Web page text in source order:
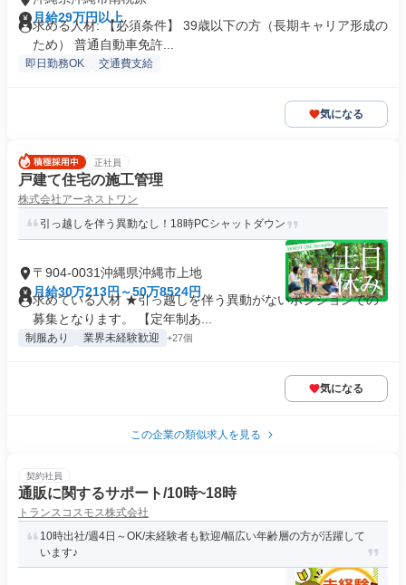
月給29万円以上
求める人材: 【必須条件】 39歳以下の方（長期キャリア形成の
ため） 普通自動車免許...
即日勤務OK 交通費支給
気になる
正社員
戸建て住宅の施工管理
株式会社アーネストワン
引っ越しを伴う異動なし！18時PCシャットダウン
〒904-0031沖縄県沖縄市上地
月給30万213円～50万8524円
求めている人材 ★引っ越しを伴う異動がないポジションでの
募集となります。 【定年制あ...
制服あり 業界未経験歓迎 +27個
気になる
この企業の類似求人を見る
契約社員
通販に関するサポート/10時~18時
トランスコスモス株式会社
10時出社/週4日～OK/未経験者も歓迎/幅広い年齢層の方が活躍して
います♪